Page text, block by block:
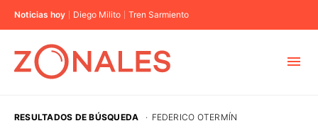
Noticias hoy Diego Milito Tren Sarmiento
RESULTADOS DE BÚSQUEDA · FEDERICO OTERMÍN